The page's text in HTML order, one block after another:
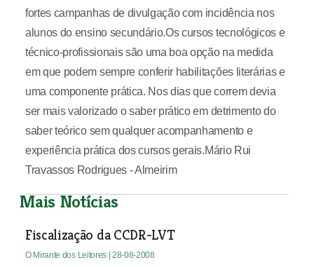
fortes campanhas de divulgação com incidência nos
alunos do ensino secundário.Os cursos tecnológicos e
técnico-profissionais são uma boa opção na medida
em que podem sempre conferir habilitações literárias e
uma componente prática. Nos dias que correm devia
ser mais valorizado o saber prático em detrimento do
saber teórico sem qualquer acompanhamento e
experiência prática dos cursos gerais.Mário Rui
Travassos Rodrigues - Almeirim
Mais Notícias
Fiscalização da CCDR-LVT
O Mirante dos Leitores | 28-08-2008